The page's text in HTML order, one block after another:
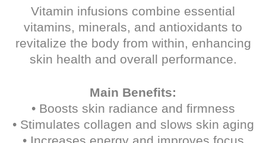
Vitamin infusions combine essential
vitamins, minerals, and antioxidants to
revitalize the body from within, enhancing
skin health and overall performance.
Main Benefits:
• Boosts skin radiance and firmness
• Stimulates collagen and slows skin aging